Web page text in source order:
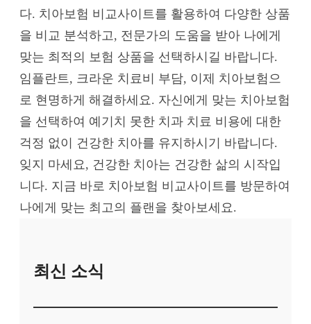
다. 치아보험 비교사이트를 활용하여 다양한 상품
을 비교 분석하고, 전문가의 도움을 받아 나에게
맞는 최적의 보험 상품을 선택하시길 바랍니다.
임플란트, 크라운 치료비 부담, 이제 치아보험으
로 현명하게 해결하세요. 자신에게 맞는 치아보험
을 선택하여 예기치 못한 치과 치료 비용에 대한
걱정 없이 건강한 치아를 유지하시기 바랍니다.
잊지 마세요, 건강한 치아는 건강한 삶의 시작입
니다. 지금 바로 치아보험 비교사이트를 방문하여
나에게 맞는 최고의 플랜을 찾아보세요.
최신 소식